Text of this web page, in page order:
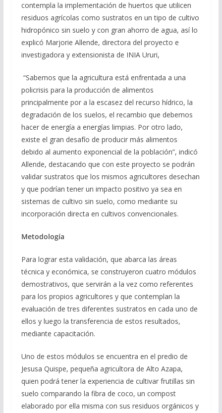
contempla la implementación de huertos que utilicen
residuos agrícolas como sustratos en un tipo de cultivo
hidropónico sin suelo y con gran ahorro de agua, así lo
explicó Marjorie Allende, directora del proyecto e
investigadora y extensionista de INIA Ururi,
“Sabemos que la agricultura está enfrentada a una
policrisis para la producción de alimentos
principalmente por a la escasez del recurso hídrico, la
degradación de los suelos, el recambio que debemos
hacer de energía a energías limpias. Por otro lado,
existe el gran desafío de producir más alimentos
debido al aumento exponencial de la población”, indicó
Allende, destacando que con este proyecto se podrán
validar sustratos que los mismos agricultores desechan
y que podrían tener un impacto positivo ya sea en
sistemas de cultivo sin suelo, como mediante su
incorporación directa en cultivos convencionales.
Metodología
Para lograr esta validación, que abarca las áreas
técnica y económica, se construyeron cuatro módulos
demostrativos, que servirán a la vez como referentes
para los propios agricultores y que contemplan la
evaluación de tres diferentes sustratos en cada uno de
ellos y luego la transferencia de estos resultados,
mediante capacitación.
Uno de estos módulos se encuentra en el predio de
Jesusa Quispe, pequeña agricultora de Alto Azapa,
quien podrá tener la experiencia de cultivar frutillas sin
suelo comparando la fibra de coco, un compost
elaborado por ella misma con sus residuos orgánicos y